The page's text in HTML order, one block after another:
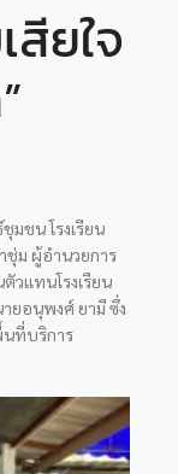
สียใจ
มชน โรงเรียน
ชุ่ม ผู้อำนวยการ
วแทนโรงเรียน
ยอนุพงศ์ ยามี ซึ่ง
นที่บริการ